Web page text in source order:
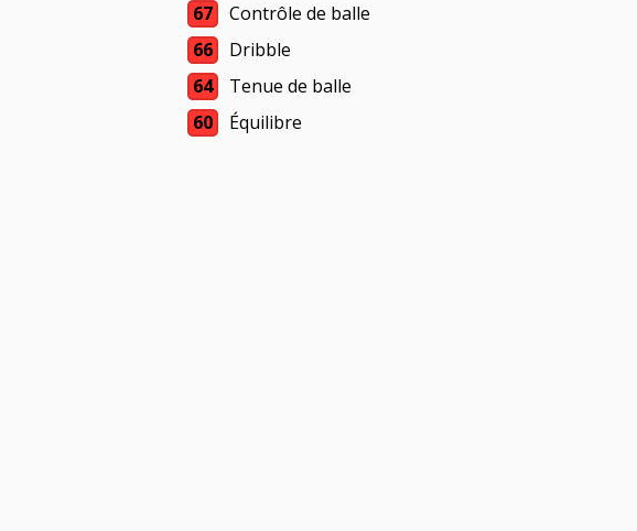
67
Contrôle de balle
66
Dribble
64
Tenue de balle
60
Équilibre